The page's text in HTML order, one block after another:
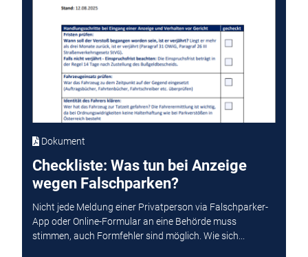
Dokument
Checkliste: Was tun bei Anzeige
wegen Falschparken?
Nicht jede Meldung einer Privatperson via Falschparker-
App oder Online-Formular an eine Behörde muss
stimmen, auch Formfehler sind möglich. Wie sich...